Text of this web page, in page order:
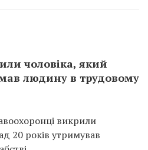
чоловіка, який
людину в трудовому
викрили
20 років утримував